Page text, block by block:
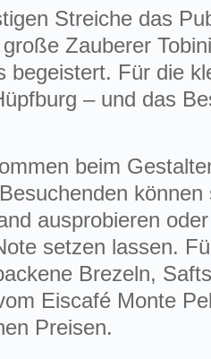
Streiche das
Zauberer
begeistert. Für die
– und das
beim
ausprobieren
setzen lassen.
Brezeln,
Eiscafé Monte
Preisen.